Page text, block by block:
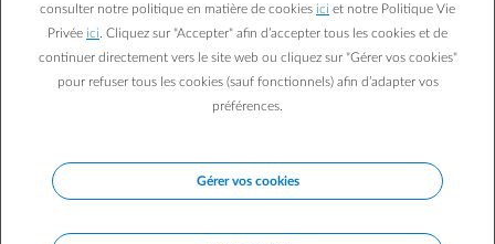
element-pointer-select Nouvelle couleur, nouveau style
: votre
décompte est plus lisible !
element-contract-inspect Nouvelle structure: vous vous y
retrouvez plus facilement
consulter notre politique en matière de cookies ici et notre Politique Vie
Privée ici . Cliquez sur "Accepter" afin d’accepter tous les cookies et de
continuer directement vers le site web ou cliquez sur "Gérer vos cookies"
pour refuser tous les cookies (sauf fonctionnels) afin d’adapter vos
préférences.
Gérer vos cookies